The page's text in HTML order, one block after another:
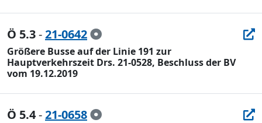
Ö 5.3-21-0642
Größere Busse auf der Linie 191 zur
Hauptverkehrszeit Drs. 21-0528, Beschluss der BV
vom 19.12.2019
Ö 5.4-21-0658